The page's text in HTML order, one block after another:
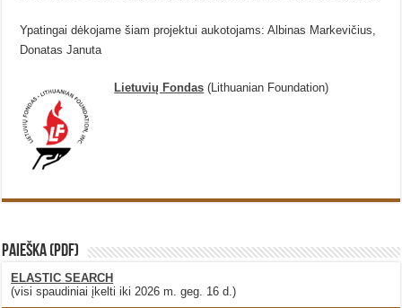
Ypatingai dėkojame šiam projektui aukotojams: Albinas Markevičius,
Donatas Januta
Lietuvių Fondas (Lithuanian Foundation)
PAIEŠKA (PDF)
ELASTIC SEARCH
(visi spaudiniai įkelti iki 2026 m. geg. 16 d.)